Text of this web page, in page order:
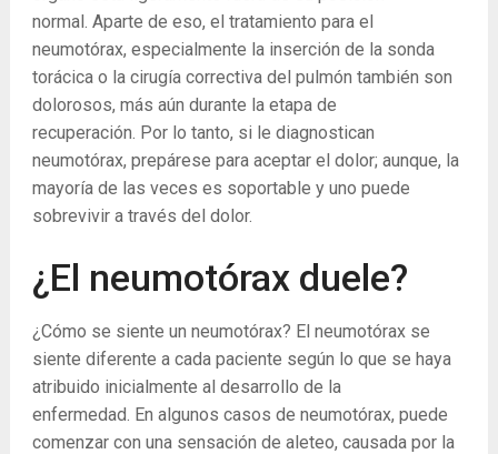
normal. Aparte de eso, el tratamiento para el
neumotórax, especialmente la inserción de la sonda
torácica o la cirugía correctiva del pulmón también son
dolorosos, más aún durante la etapa de
recuperación. Por lo tanto, si le diagnostican
neumotórax, prepárese para aceptar el dolor; aunque, la
mayoría de las veces es soportable y uno puede
sobrevivir a través del dolor.
¿El neumotórax duele?
¿Cómo se siente un neumotórax? El neumotórax se
siente diferente a cada paciente según lo que se haya
atribuido inicialmente al desarrollo de la
enfermedad. En algunos casos de neumotórax, puede
comenzar con una sensación de aleteo, causada por la